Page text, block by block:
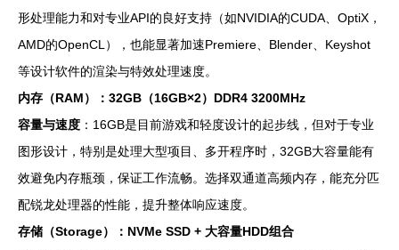
形处理能力和对专业API的良好支持（如NVIDIA的CUDA、OptiX，
AMD的OpenCL），也能显著加速Premiere、Blender、Keyshot
等设计软件的渲染与特效处理速度。
内存（RAM）：32GB（16GB×2）DDR4 3200MHz
容量与速度 ：16GB是目前游戏和轻度设计的起步线，但对于专业
图形设计，特别是处理大型项目、多开程序时，32GB大容量能有
效避免内存瓶颈，保证工作流畅。选择双通道高频内存，能充分匹
配锐龙处理器的性能，提升整体响应速度。
存储（Storage）：NVMe SSD + 大容量HDD组合